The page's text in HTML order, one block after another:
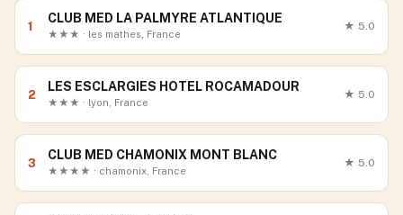
1
CLUB MED LA PALMYRE ATLANTIQUE
★★★ · les mathes, France
★ 5.0
2
LES ESCLARGIES HOTEL ROCAMADOUR
★★★ · lyon, France
★ 5.0
3
CLUB MED CHAMONIX MONT BLANC
★★★★ · chamonix, France
★ 5.0